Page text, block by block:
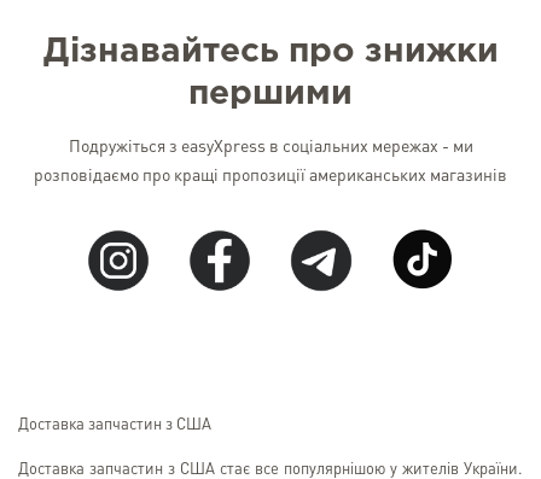
Дізнавайтесь про знижки
першими
Подружіться з easyXpress в соціальних мережах - ми
розповідаємо про кращі пропозиції американських магазинів
Доставка запчастин з США
Доставка запчастин з США стає все популярнішою у жителів України.